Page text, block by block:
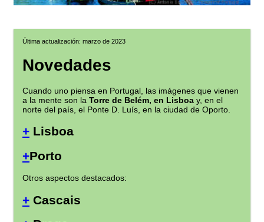
Última actualización: marzo de 2023
Novedades
Cuando uno piensa en Portugal, las imágenes que vienen
a la mente son la Torre de Belém, en Lisboa y, en el
norte del país, el Ponte D. Luís, en la ciudad de Oporto.
+ Lisboa
+Porto
Otros aspectos destacados:
+ Cascais